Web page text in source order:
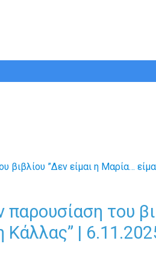
του
του
Κάλλας” |